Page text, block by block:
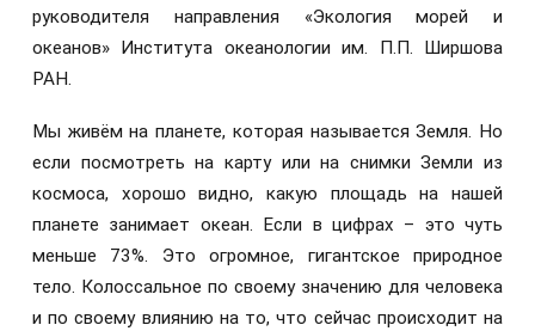
руководителя направления «Экология морей и
океанов» Института океанологии им. П.П. Ширшова
РАН.
Мы живём на планете, которая называется Земля. Но
если посмотреть на карту или на снимки Земли из
космоса, хорошо видно, какую площадь на нашей
планете занимает океан. Если в цифрах – это чуть
меньше 73%. Это огромное, гигантское природное
тело. Колоссальное по своему значению для человека
и по своему влиянию на то, что сейчас происходит на